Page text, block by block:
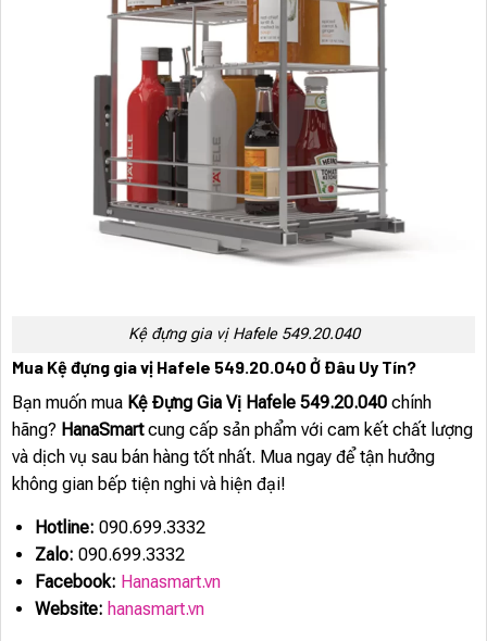
Kệ đựng gia vị Hafele 549.20.040
Mua Kệ đựng gia vị Hafele 549.20.040 Ở Đâu Uy Tín?
Bạn muốn mua Kệ Đựng Gia Vị Hafele 549.20.040 chính
hãng? HanaSmartcung cấp sản phẩm với cam kết chất lượng
và dịch vụ sau bán hàng tốt nhất. Mua ngay để tận hưởng
không gian bếp tiện nghi và hiện đại!
Hotline: 090.699.3332
Zalo: 090.699.3332
Facebook: Hanasmart.vn
Website: hanasmart.vn